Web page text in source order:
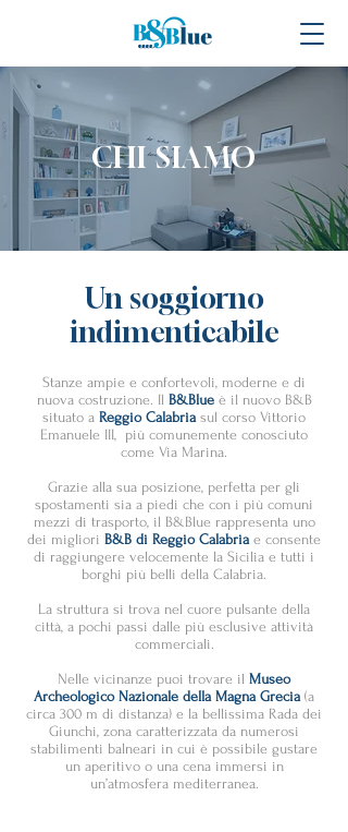
CHI SIAMO
Un soggiorno
indimenticabile
Stanze ampie e confortevoli, moderne e di
nuova costruzione. Il B&Blueè il nuovo B&B
situato a Reggio Calabriasul corso Vittorio
Emanuele III, più comunemente conosciuto
come Via Marina.
Grazie alla sua posizione, perfetta per gli
spostamenti sia a piedi che con i più comuni
mezzi di trasporto, il B&Blue rappresenta uno
dei migliori B&B di Reggio Calabriae consente
di raggiungere velocemente la Sicilia e tutti i
borghi più belli della Calabria.
La struttura si trova nel cuore pulsante della
città, a pochi passi dalle più esclusive attività
commerciali.
Nelle vicinanze puoi trovare il Museo
Archeologico Nazionale della Magna Grecia(a
circa 300 m di distanza) e la bellissima Rada dei
Giunchi, zona caratterizzata da numerosi
stabilimenti balneari in cui è possibile gustare
un aperitivo o una cena immersi in
un’atmosfera mediterranea.